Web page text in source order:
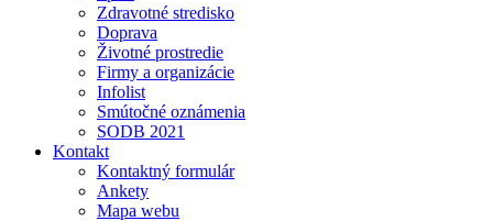
Zdravotné stredisko
Doprava
Životné prostredie
Firmy a organizácie
Infolist
Smútočné oznámenia
SODB 2021
Kontakt
Kontaktný formulár
Ankety
Mapa webu